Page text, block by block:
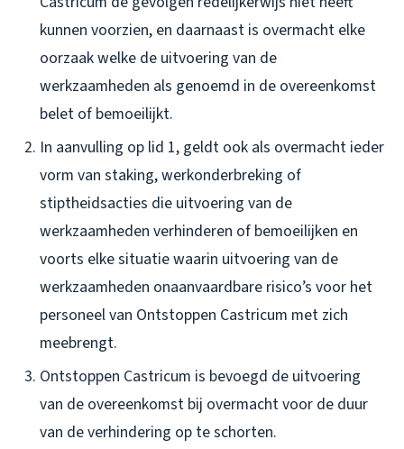
kunnen voorzien, en daarnaast is overmacht elke
oorzaak welke de uitvoering van de
werkzaamheden als genoemd in de overeenkomst
belet of bemoeilijkt.
In aanvulling op lid 1, geldt ook als overmacht ieder
vorm van staking, werkonderbreking of
stiptheidsacties die uitvoering van de
werkzaamheden verhinderen of bemoeilijken en
voorts elke situatie waarin uitvoering van de
werkzaamheden onaanvaardbare risico’s voor het
personeel van Ontstoppen Castricum met zich
meebrengt.
Ontstoppen Castricum is bevoegd de uitvoering
van de overeenkomst bij overmacht voor de duur
van de verhindering op te schorten.